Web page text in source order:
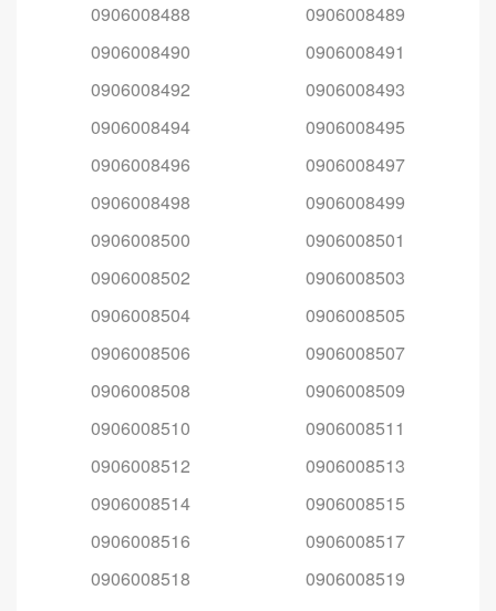
0906008488
0906008489
0906008490
0906008491
0906008492
0906008493
0906008494
0906008495
0906008496
0906008497
0906008498
0906008499
0906008500
0906008501
0906008502
0906008503
0906008504
0906008505
0906008506
0906008507
0906008508
0906008509
0906008510
0906008511
0906008512
0906008513
0906008514
0906008515
0906008516
0906008517
0906008518
0906008519